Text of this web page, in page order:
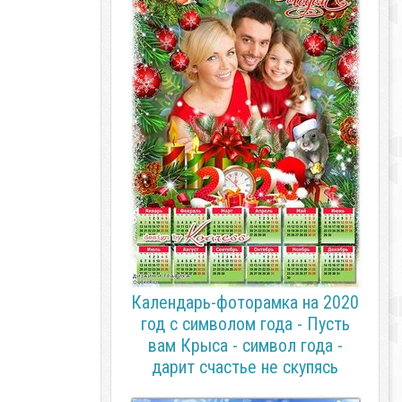
Календарь-фоторамка на 2020
год с символом года - Пусть
вам Крыса - символ года -
дарит счастье не скупясь